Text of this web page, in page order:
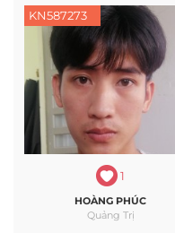
KN587273
1
HOÀNG PHÚC
Quảng Trị